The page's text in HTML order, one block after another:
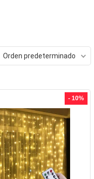
Orden predeterminado
- 10%